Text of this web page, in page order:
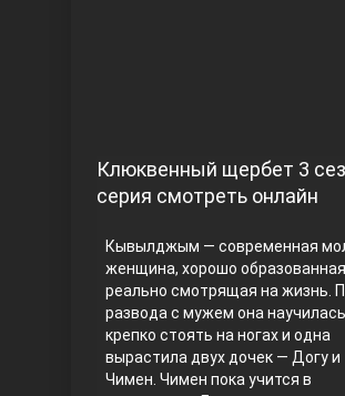
Правосyдие
Клюквенный щербет 3
серия смотреть онлайн
Кывылджым — современная
женщина, хорошо
реально смотрящая на жизнь.
развода с мужем она научилась
крепко стоять на ногах и одна
вырастила двух дочек — Догу и
Чимен. Чимен пока учится в